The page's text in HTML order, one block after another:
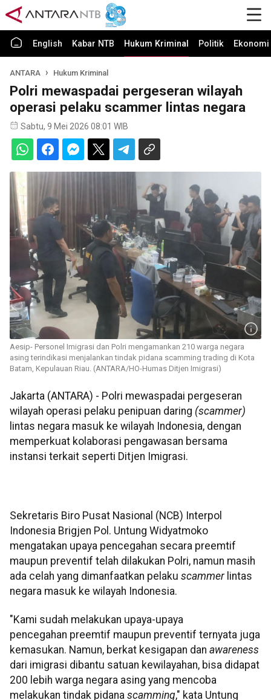
English Kabar NTB Hukum Kriminal Politik
ANTARA Hukum Kriminal
Polri mewaspadai pergeseran wilayah
operasi pelaku scammer lintas negara
Sabtu, 9 Mei 2026 08:01 WIB
Aesip- Personel Imigrasi dan Polri mengamankan 210 warga negara
asing terindikasi menjalankan tindak pidana scamming trading di Kota
Batam, Kepulauan Riau. (ANTARA/HO-Humas Ditjen Imigrasi)
Jakarta (ANTARA) - Polri mewaspadai pergeseran
wilayah operasi pelaku penipuan daring (scammer)
lintas negara masuk ke wilayah Indonesia, dengan
memperkuat kolaborasi pengawasan bersama
instansi terkait seperti Ditjen Imigrasi.
Sekretaris Biro Pusat Nasional (NCB) Interpol
Indonesia Brigjen Pol. Untung Widyatmoko
mengatakan upaya pencegahan secara preemtif
maupun preventif telah dilakukan Polri, namun masih
ada celah yang dimanfaatkan pelaku scammerlintas
negara masuk ke wilayah Indonesia.
"Kami sudah melakukan upaya-upaya
pencegahan preemtif maupun preventif ternyata juga
kemasukan. Namun, berkat kesigapan dan awareness
dari imigrasi dibantu satuan kewilayahan, bisa didapat
200 lebih warga negara asing yang mencoba
melakukan tindak pidana scamming," kata Untung